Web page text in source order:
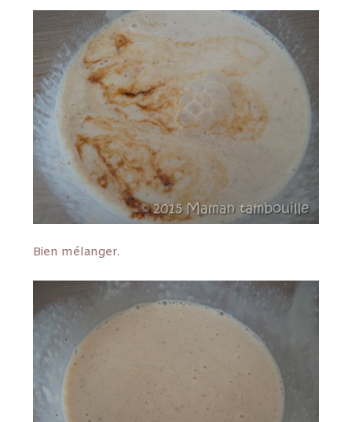
Bien mélanger.